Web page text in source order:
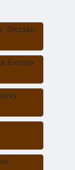
Slezsko
Evropa